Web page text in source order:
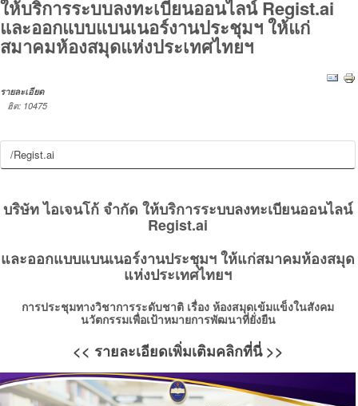
ให้บริการระบบลงทะเบียนออนไลน์ Regist.ai
และออกแบบแบนเนอร์งานประชุมฯ ให้แก่
สมาคมห้องสมุดแห่งประเทศไทยฯ
รายละเอียด
ฮิต: 10475
/Regist.ai
บริษัท ไอเจนโก้ จำกัด ให้บริการระบบลงทะเบียนออนไลน์
Regist.ai
และออกแบบแบนเนอร์งานประชุมฯ ให้แก่สมาคมห้องสมุด
แห่งประเทศไทยฯ
การประชุมทางวิชาการระดับชาติ เรื่อง ห้องสมุดเข้มแข็งในสังคม
นวัตกรรมเพื่อเป้าหมายการพัฒนาที่ยั่งยืน
<< รายละเอียดเพิ่มเติมคลิกที่นี่ >>